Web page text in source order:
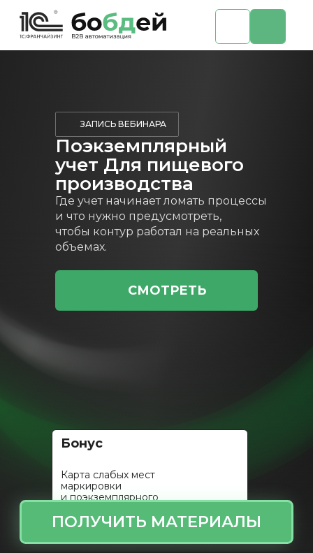
ЗАПИСЬ ВЕБИНАРА
Поэкземплярный
учет Для пищевого
производства
Где учет начинает ломать процессы
и что нужно предусмотреть,
чтобы контур работал на реальных
объемах.
СМОТРЕТЬ
Бонус
Карта слабых мест
маркировки
и поэкземплярного